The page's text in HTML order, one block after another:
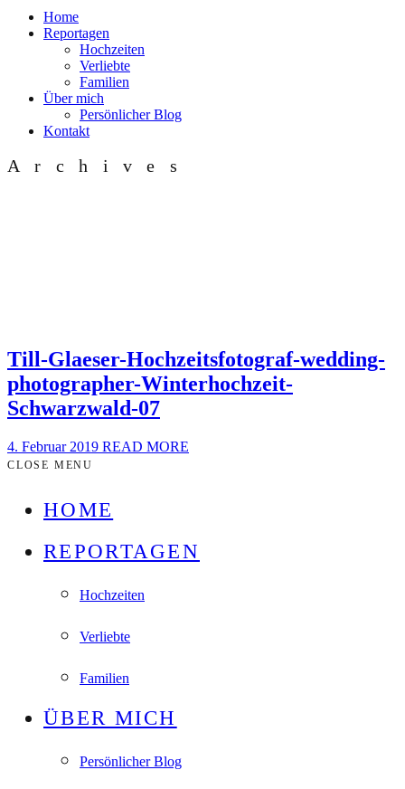
Home
Reportagen
Hochzeiten
Verliebte
Familien
Über mich
Persönlicher Blog
Kontakt
Archives
Till-Glaeser-Hochzeitsfotograf-wedding-
photographer-Winterhochzeit-
Schwarzwald-07
4. Februar 2019 READ MORE
CLOSE MENU
HOME
REPORTAGEN
Hochzeiten
Verliebte
Familien
ÜBER MICH
Persönlicher Blog